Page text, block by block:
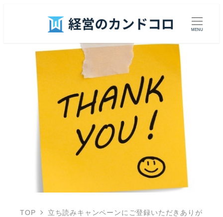
MENU
TOP
立ち読みキャンペーンにご登録いただきありが